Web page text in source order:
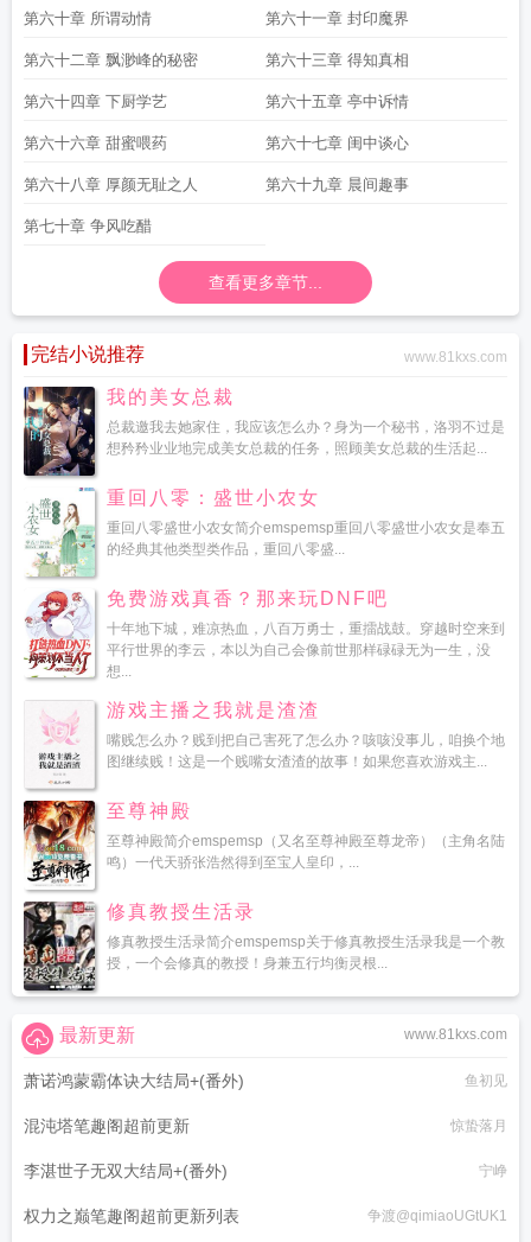
第六十章 所谓动情 第六十一章 封印魔界
第六十二章 飘渺峰的秘密 第六十三章 得知真相
第六十四章 下厨学艺 第六十五章 亭中诉情
第六十六章 甜蜜喂药 第六十七章 闺中谈心
第六十八章 厚颜无耻之人 第六十九章 晨间趣事
第七十章 争风吃醋
查看更多章节...
完结小说推荐 www.81kxs.com
我的美女总裁
总裁邀我去她家住，我应该怎么办？身为一个秘书，洛羽不过是
想矜矜业业地完成美女总裁的任务，照顾美女总裁的生活起...
重回八零：盛世小农女
重回八零盛世小农女简介emspemsp重回八零盛世小农女是奉五
的经典其他类型类作品，重回八零盛...
免费游戏真香？那来玩DNF吧
十年地下城，难凉热血，八百万勇士，重擂战鼓。穿越时空来到
平行世界的李云，本以为自己会像前世那样碌碌无为一生，没
想...
游戏主播之我就是渣渣
嘴贱怎么办？贱到把自己害死了怎么办？咳咳没事儿，咱换个地
图继续贱！这是一个贱嘴女渣渣的故事！如果您喜欢游戏主...
至尊神殿
至尊神殿简介emspemsp（又名至尊神殿至尊龙帝）（主角名陆
鸣）一代天骄张浩然得到至宝人皇印，...
修真教授生活录
修真教授生活录简介emspemsp关于修真教授生活录我是一个教
授，一个会修真的教授！身兼五行均衡灵根...
www.81kxs.com
最新更新
萧诺鸿蒙霸体诀大结局+(番外) 鱼初见
混沌塔笔趣阁超前更新 惊蛰落月
李湛世子无双大结局+(番外) 宁峥
权力之巅笔趣阁超前更新列表 争渡@qimiaoUGtUK1